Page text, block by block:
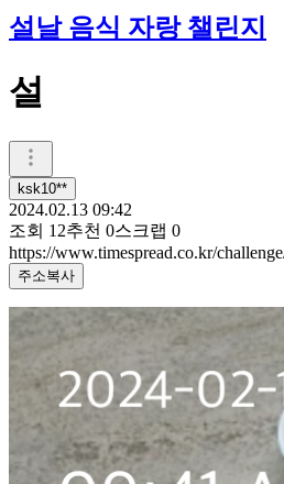
설날 음식 자랑 챌린지
설
ksk10**
2024.02.13 09:42
조회 12추천 0스크랩 0
https://www.timespread.co.kr/
주소복사